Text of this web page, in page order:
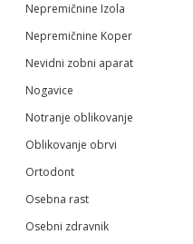
Nepremičnine Izola
Nepremičnine Koper
Nevidni zobni aparat
Nogavice
Notranje oblikovanje
Oblikovanje obrvi
Ortodont
Osebna rast
Osebni zdravnik